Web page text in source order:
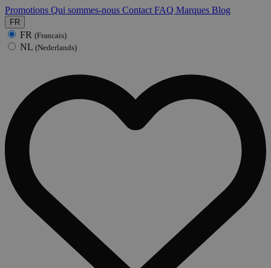
Promotions Qui sommes-nous Contact FAQ Marques Blog
FR
FR (Francais)
NL (Nederlands)